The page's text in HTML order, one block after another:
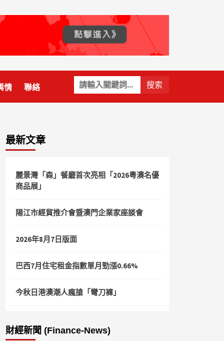
關
鍵
字:
情 聯絡
最新文章
麗景灣「森」餐廳首次亮相「2026粵澳名優
商品展」
陽江市經貿推介會暨澳門企業家座談會
2026年8月7日版面
巴西7月住宅租金指數單月勁漲0.66%
今秋日港澳潮人瘋搶「彎刀褲」
財經新聞 (Finance-News)